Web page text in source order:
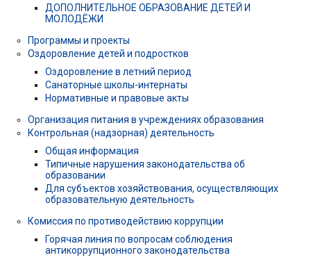
ДОПОЛНИТЕЛЬНОЕ ОБРАЗОВАНИЕ ДЕТЕЙ И
МОЛОДЁЖИ
Программы и проекты
Оздоровление детей и подростков
Оздоровление в летний период
Санаторные школы-интернаты
Нормативные и правовые акты
Организация питания в учреждениях образования
Контрольная (надзорная) деятельность
Общая информация
Типичные нарушения законодательства об
образовании
Для субъектов хозяйствования, осуществляющих
образовательную деятельность
Комиссия по противодействию коррупции
Горячая линия по вопросам соблюдения
антикоррупционного законодательства